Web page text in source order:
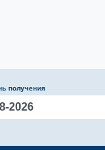
получения